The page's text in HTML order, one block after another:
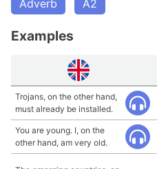
Adverb A2
Examples
Trojans, on the other hand,
must already be installed.
You are young. I, on the
other hand, am very old.